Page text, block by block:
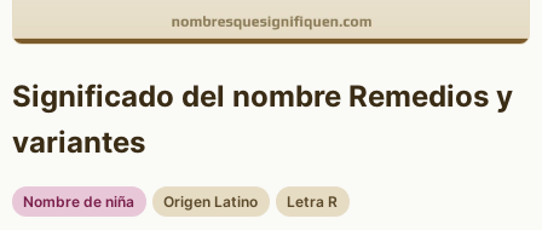
Significado del nombre Remedios y
variantes
Nombre de niña Origen Latino Letra R